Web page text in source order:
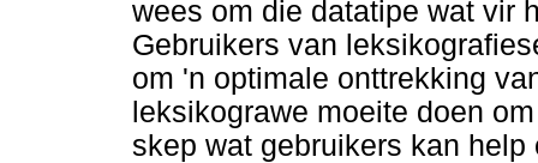
wees om die datatipe wat vir
Gebruikers van
om 'n optimale onttrekking
leksikograwe moeite doen
skep wat gebruikers kan